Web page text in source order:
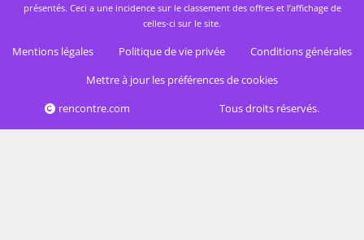
présentés. Ceci a une incidence sur le classement des offres et l’affichage de
celles-ci sur le site.
Mentions légales Politique de vie privée
Conditions générales
Mettre à jour les préférences de cookies
rencontre.com
Tous droits réservés.